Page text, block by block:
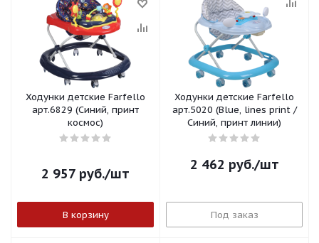
Ходунки детские Farfello
арт.6829 (Синий, принт
космос)
2 957 руб./шт
В корзину
Ходунки детские Farfello
арт.5020 (Blue, lines print /
Синий, принт линии)
2 462 руб./шт
Под заказ